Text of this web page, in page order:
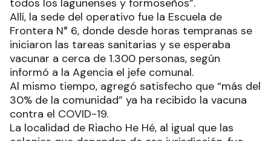
Allí, la sede del operativo fue la Escuela de
Frontera N° 6, donde desde horas tempranas se
iniciaron las tareas sanitarias y se esperaba
vacunar a cerca de 1.300 personas, según
informó a la Agencia el jefe comunal.
Al mismo tiempo, agregó satisfecho que “más del
30% de la comunidad” ya ha recibido la vacuna
contra el COVID-19.
La localidad de Riacho He Hé, al igual que las